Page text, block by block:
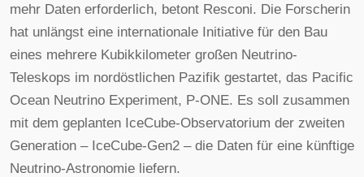
mehr Daten erforderlich, betont Resconi. Die Forscherin
hat unlängst eine internationale Initiative für den Bau
eines mehrere Kubikkilometer großen Neutrino-
Teleskops im nordöstlichen Pazifik gestartet, das Pacific
Ocean Neutrino Experiment, P-ONE. Es soll zusammen
mit dem geplanten IceCube-Observatorium der zweiten
Generation – IceCube-Gen2 – die Daten für eine künftige
Neutrino-Astronomie liefern.